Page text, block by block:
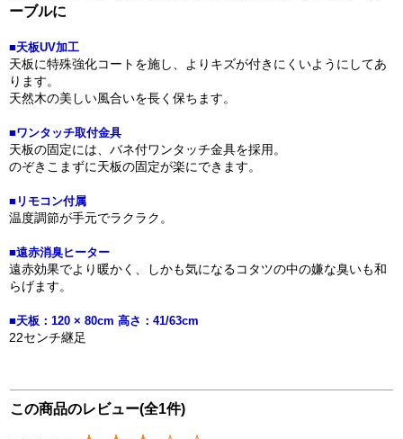
ーブルに
■天板UV加工
天板に特殊強化コートを施し、よりキズが付きにくいようにしてあ
ります。
天然木の美しい風合いを長く保ちます。
■ワンタッチ取付金具
天板の固定には、バネ付ワンタッチ金具を採用。
のぞきこまずに天板の固定が楽にできます。
■リモコン付属
温度調節が手元でラクラク。
■遠赤消臭ヒーター
遠赤効果でより暖かく、しかも気になるコタツの中の嫌な臭いも和
らげます。
■天板：120 × 80cm 高さ：41/63cm
22センチ継足
この商品のレビュー(全1件)